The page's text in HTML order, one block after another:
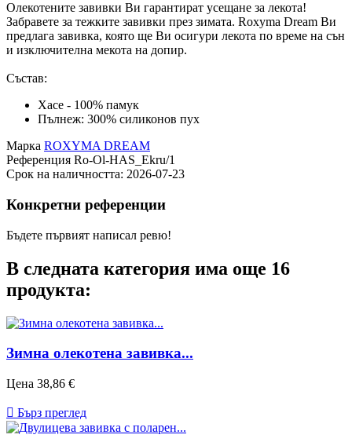
Олекотените завивки Ви гарантират усещане за лекота!
Забравете за тежките завивки през зимата. Roxyma Dream Ви
предлага завивка, която ще Ви осигури лекота по време на сън
и изключителна мекота на допир.
Състав:
Хасе - 100% памук
Пълнеж: 300% силиконов пух
Марка ROXYMA DREAM
Референция Ro-Ol-HAS_Ekru/1
Срок на наличността: 2026-07-23
Конкретни референции
Бъдете първият написал ревю!
В следната категория има още 16
продукта:
Зимна олекотена завивка...
Цена 38,86 €
 Бърз преглед